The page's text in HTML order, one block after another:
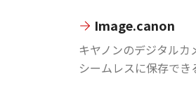
Image.canon
キヤノンのデジタル
シームレスに保存でき